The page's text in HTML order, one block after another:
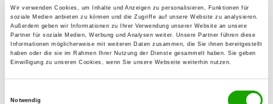
Wir verwenden Cookies, um Inhalte und Anzeigen zu personalisieren, Funktionen für
soziale Medien anbieten zu können und die Zugriffe auf unsere Website zu analysieren.
Außerdem geben wir Informationen zu Ihrer Verwendung unserer Website an unsere
Partner für soziale Medien, Werbung und Analysen weiter. Unsere Partner führen diese
Informationen möglicherweise mit weiteren Daten zusammen, die Sie ihnen bereitgestellt
haben oder die sie im Rahmen Ihrer Nutzung der Dienste gesammelt haben. Sie geben
Einwilligung zu unseren Cookies, wenn Sie unsere Webseite weiterhin nutzen.
Notwendig
01705 Freital
OG - Bärenstein e.V.
Müglitztalstraße